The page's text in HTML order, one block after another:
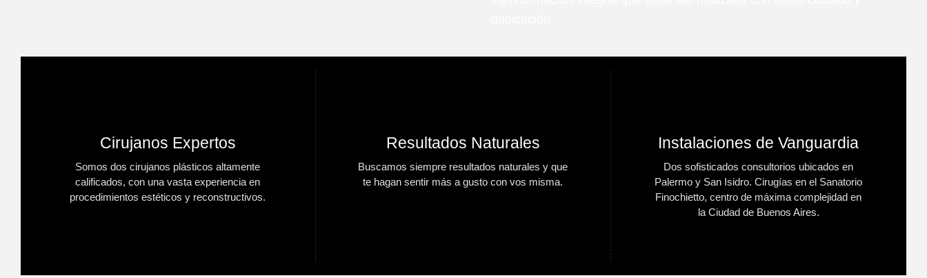
Cirujanos Expertos
Somos dos cirujanos plásticos altamente
calificados, con una vasta experiencia en
procedimientos estéticos y reconstructivos.
Resultados Naturales
Buscamos siempre resultados naturales y que
te hagan sentir más a gusto con vos misma.
Instalaciones de Vanguardia
Dos sofisticados consultorios ubicados en
Palermo y San Isidro. Cirugías en el Sanatorio
Finochietto, centro de máxima complejidad en
la Ciudad de Buenos Aires.